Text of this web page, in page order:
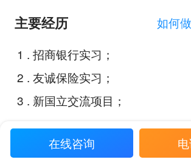
主要经历
如何
1 . 招商银行实习；
2 . 友诚保险实习；
3 . 新国立交流项目；
Offer展示
在线咨询